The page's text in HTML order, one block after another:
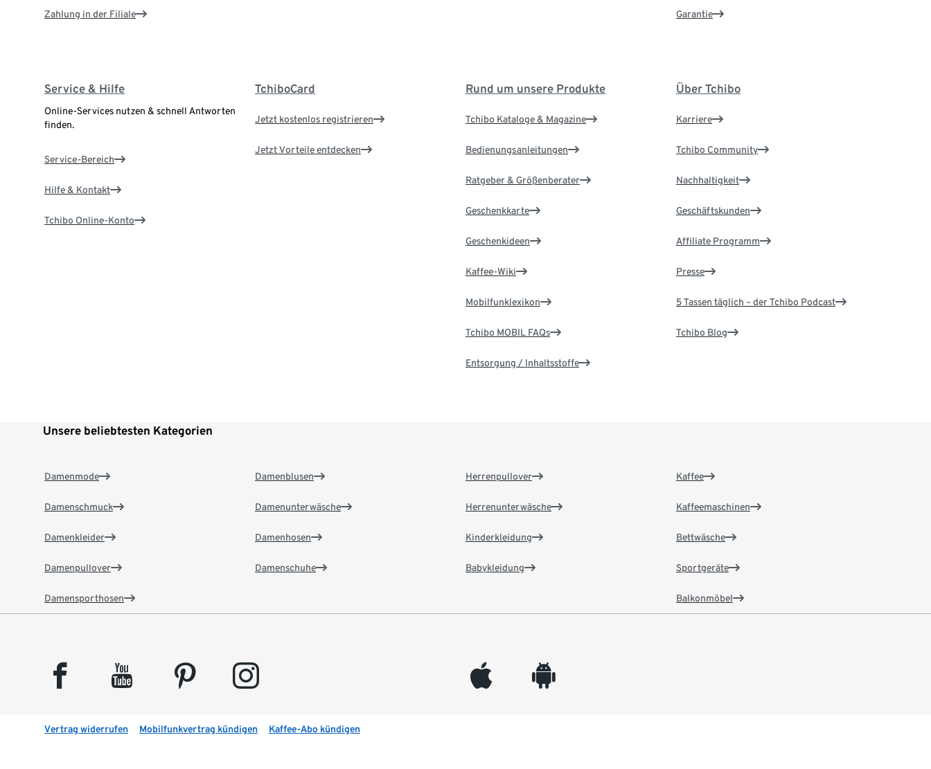
Zahlung in der Filiale Garantie
Service & Hilfe
Online-Services nutzen & schnell Antworten
finden.
Service-Bereich
Hilfe & Kontakt
Tchibo Online-Konto
TchiboCard
Jetzt kostenlos registrieren
Jetzt Vorteile entdecken
Rund um unsere Produkte
Tchibo Kataloge & Magazine
Bedienungsanleitungen
Ratgeber & Größenberater
Geschenkkarte
Geschenkideen
Kaffee-Wiki
Mobilfunklexikon
Tchibo MOBIL FAQs
Entsorgung / Inhaltsstoffe
Über Tchibo
Karriere
Tchibo Community
Nachhaltigkeit
Geschäftskunden
Affiliate Programm
Presse
5 Tassen täglich – der Tchibo Podcast
Tchibo Blog
Unsere beliebtesten Kategorien
Damenmode
Damenschmuck
Damenkleider
Damenpullover
Damensporthosen
Damenblusen
Damenunterwäsche
Damenhosen
Damenschuhe
Herrenpullover
Herrenunterwäsche
Kinderkleidung
Babykleidung
Kaffee
Kaffeemaschinen
Bettwäsche
Sportgeräte
Balkonmöbel
facebook youtube pinterest instagram appleinc android
Vertrag widerrufen Mobilfunkvertrag kündigen Kaffee-Abo kündigen